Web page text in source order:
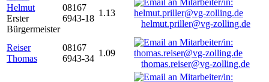
Helmut
Erster
Bürgermeister
08167
6943-18
1.13
helmut.priller@vg-zolling.de
Reiser
Thomas
08167
6943-34
1.09
thomas.reiser@vg-zolling.de